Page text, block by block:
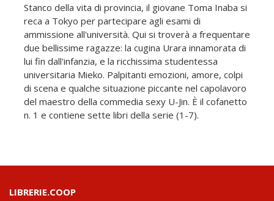
Stanco della vita di provincia, il giovane Toma Inaba si
reca a Tokyo per partecipare agli esami di
ammissione all'università. Qui si troverà a frequentare
due bellissime ragazze: la cugina Urara innamorata di
lui fin dall'infanzia, e la ricchissima studentessa
universitaria Mieko. Palpitanti emozioni, amore, colpi
di scena e qualche situazione piccante nel capolavoro
del maestro della commedia sexy U-Jin. È il cofanetto
n. 1 e contiene sette libri della serie (1-7).
LIBRERIE.COOP